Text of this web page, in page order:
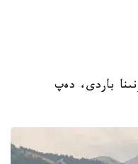
باردى، دەپ